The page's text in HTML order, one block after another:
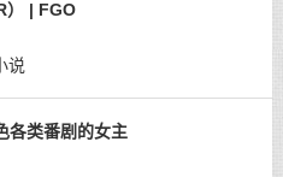
） | FGO
说
各类番剧的女主